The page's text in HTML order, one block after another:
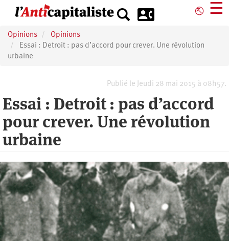
principal
⎋ ☰
Opinions
Opinions
Essai : Detroit : pas d’accord pour crever. Une révolution
urbaine
Publié le Jeudi 28 mai 2015 à 08h57.
Essai : Detroit : pas d’accord
pour crever. Une révolution
urbaine